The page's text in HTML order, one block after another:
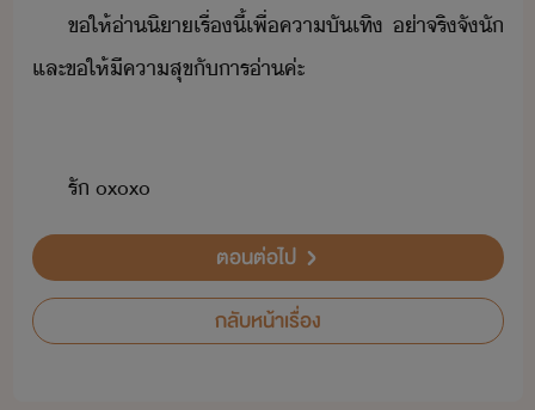
ขให้​่า​ิา​เรื่​ี้​เพื่​คาัเทิ​ ​่า​จริจั​ั​
​และ​ขให้​ีคาสุข​ั​าร​่า​ค่ะ
รั​ ​oxoxo
ตอนต่อไป
กลับหน้าเรื่อง